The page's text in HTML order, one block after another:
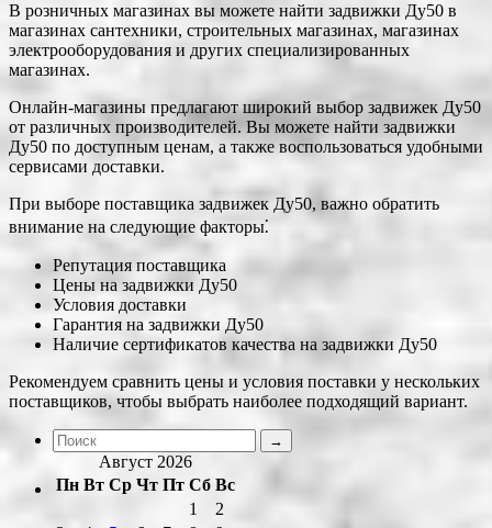
В розничных магазинах вы можете найти задвижки Ду50 в
магазинах сантехники, строительных магазинах, магазинах
электрооборудования и других специализированных
магазинах.
Онлайн-магазины предлагают широкий выбор задвижек Ду50
от различных производителей. Вы можете найти задвижки
Ду50 по доступным ценам, а также воспользоваться удобными
сервисами доставки.
При выборе поставщика задвижек Ду50, важно обратить
внимание на следующие факторы⁚
Репутация поставщика
Цены на задвижки Ду50
Условия доставки
Гарантия на задвижки Ду50
Наличие сертификатов качества на задвижки Ду50
Рекомендуем сравнить цены и условия поставки у нескольких
поставщиков, чтобы выбрать наиболее подходящий вариант.
Август 2026
Пн Вт Ср Чт Пт Сб Вс
1
2